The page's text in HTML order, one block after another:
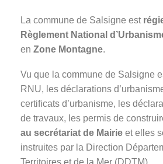
La commune de Salsigne est
Règlement National
en Zone Montagne.
Vu que la commune de Salsigne
RNU, les déclarations
certificats d’urbanisme, les
de travaux, les permis de
au secrétariat de Mairie et elles
instruites par la Direction